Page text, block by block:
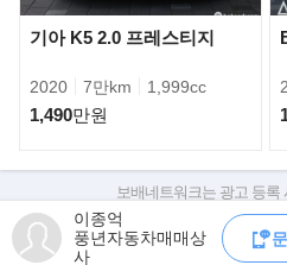
》중고차(할부/리스)금융서비스
현재 저희매장은
합리적인 금리로 이용하실수있습니
ex) 1,000만원 할부시 월평균 납입금
》차량 문의 방법
- 차량은 수원IC근처 오토허브매매
(용인시 기흥구 중부대로242, A동3
기아 K5 2.0 프레스티지
2020 7만km 1,999cc
1,490만원
이종억
풍년자동차매매상
사
보배네트워크는 광고 등록
판매자가 직접 등록한 내용에 대한
차량 구매 시 차량등록증, 성능
차대번호 조회로 직접